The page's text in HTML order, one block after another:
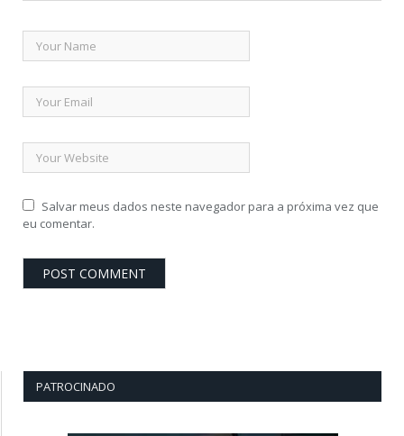
Salvar meus dados neste navegador para a próxima vez que
eu comentar.
PATROCINADO